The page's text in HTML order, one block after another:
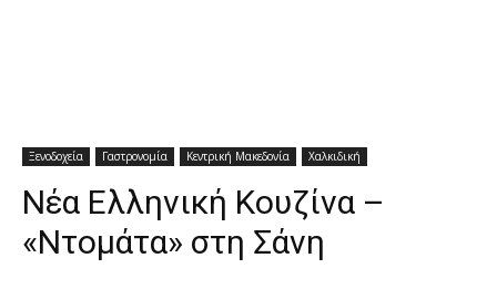
Ξενοδοχεία Γαστρονομία Κεντρική Μακεδονία Χαλκιδική
Νέα Ελληνική Κουζίνα –
«Ντομάτα» στη Σάνη